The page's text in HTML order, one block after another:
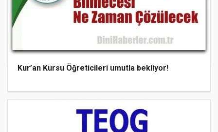
Kur’an Kursu Öğreticileri umutla bekliyor!